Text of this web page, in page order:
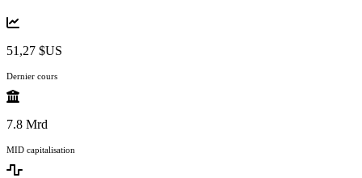
51,27 $US
Dernier cours
7.8 Mrd
MID capitalisation